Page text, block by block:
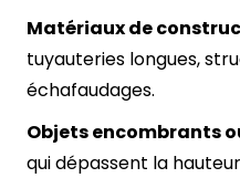
Matériaux de
tuyauteries longues,
échafaudages.
Objets encombrants
qui dépassent la